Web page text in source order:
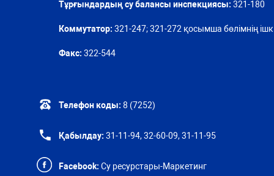
Тұрғындардың су балансы инспекциясы: 321-180
Коммутатор: 321-247; 321-272 қосымша бөлімнің ішкі
Факс: 322-544
Телефон коды: 8 (7252)
Қабылдау: 31-11-94, 32-60-09, 31-11-95
Facebook: Су ресурстары-Маркетинг